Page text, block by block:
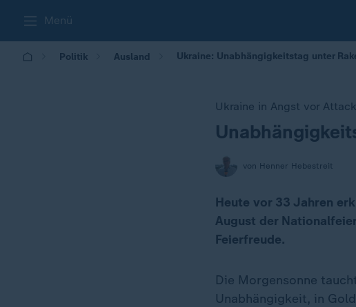
Menü
Politik Ausland Ukraine: Unabhängigkeitstag unter
Ukraine in Angst vor
:
von Henner Hebestreit
Heute vor 33 Jahren
August der
Feierfreude.
Die Morgensonne
Unabhängigkeit, in